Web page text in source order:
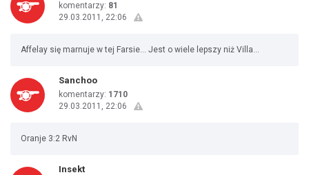
komentarzy: 81
29.03.2011, 22:06
Affelay się marnuje w tej Farsie... Jest o wiele lepszy niż Villa...
Sanchoo
komentarzy: 1710
29.03.2011, 22:06
Oranje 3:2 RvN
Insekt